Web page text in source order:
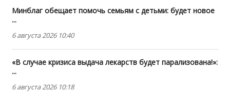
Минблаг обещает помочь семьям с детьми: будет новое
...
6 августа 2026 10:40
«В случае кризиса выдача лекарств будет парализована!»:
...
6 августа 2026 10:18